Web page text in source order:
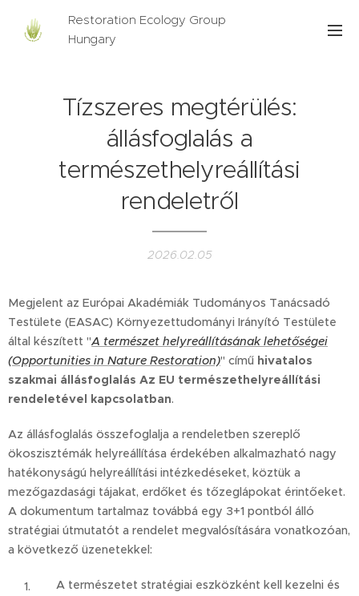
Restoration Ecology Group
Hungary
Tízszeres megtérülés:
állásfoglalás a
természethelyreállítási
rendeletről
2026.02.05
Megjelent az Európai Akadémiák Tudományos Tanácsadó
Testülete (EASAC) Környezettudományi Irányító Testülete
által készített "A természet helyreállításának lehetőségei
(Opportunities in Nature Restoration)" című hivatalos
szakmai állásfoglalás Az EU természethelyreállítási
rendeletével kapcsolatban.
Az állásfoglalás összefoglalja a rendeletben szereplő
ökoszisztémák helyreállítása érdekében alkalmazható nagy
hatékonyságú helyreállítási intézkedéseket, köztük a
mezőgazdasági tájakat, erdőket és tőzeglápokat érintőeket.
A dokumentum tartalmaz továbbá egy 3+1 pontból álló
stratégiai útmutatót a rendelet megvalósítására vonatkozóan,
a következő üzenetekkel:
A természetet stratégiai eszközként kell kezelni és